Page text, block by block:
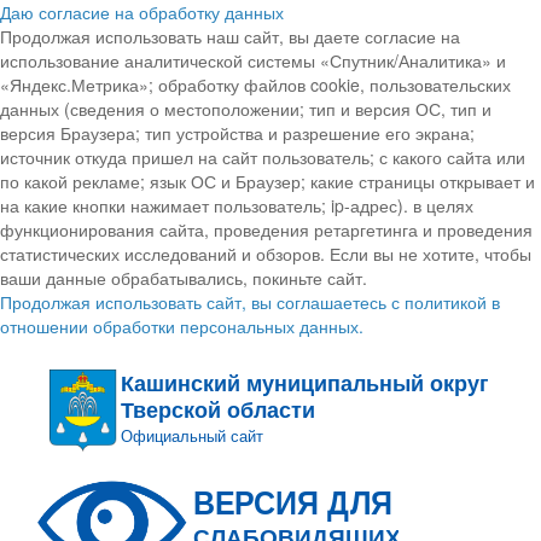
Даю согласие на обработку данных
Продолжая использовать наш сайт, вы даете согласие на
использование аналитической системы «Спутник/Аналитика» и
«Яндекс.Метрика»; обработку файлов cookie, пользовательских
данных (сведения о местоположении; тип и версия ОС, тип и
версия Браузера; тип устройства и разрешение его экрана;
источник откуда пришел на сайт пользователь; с какого сайта или
по какой рекламе; язык ОС и Браузер; какие страницы открывает и
на какие кнопки нажимает пользователь; ip-адрес). в целях
функционирования сайта, проведения ретаргетинга и проведения
статистических исследований и обзоров. Если вы не хотите, чтобы
ваши данные обрабатывались, покиньте сайт.
Продолжая использовать сайт, вы соглашаетесь с политикой в
отношении обработки персональных данных.